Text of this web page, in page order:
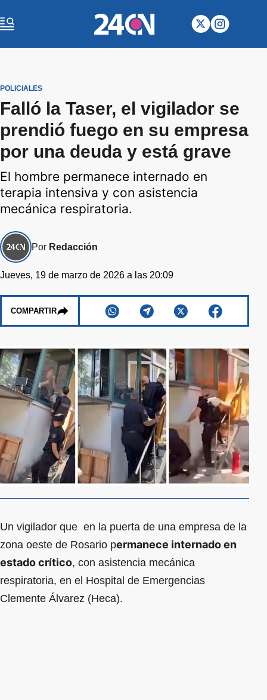
POLICIALES
Falló la Taser, el vigilador se
prendió fuego en su empresa
por una deuda y está grave
El hombre permanece internado en
terapia intensiva y con asistencia
mecánica respiratoria.
Por Redacción
Jueves, 19 de marzo de 2026 a las 20:09
COMPARTIR
Un vigilador que en la puerta de una empresa de la
zona oeste de Rosario permanece internado en
estado crítico, con asistencia mecánica
respiratoria, en el Hospital de Emergencias
Clemente Álvarez (Heca).